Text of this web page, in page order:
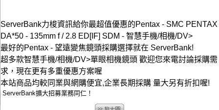
ServerBank力梭資訊給你最超值優惠的Pentax - SMC PENTAX
DA*50 - 135mm f / 2.8 ED[IF] SDM - 智慧手機/相機/DV>
最好的Pentax - 望遠變焦鏡頭採購選擇就在 ServerBank!
超多款智慧手機/相機/DV>單眼相機鏡頭 歡迎您來電討論採購需
求，現在更有多重優惠方案喔
本站商品均較同業與網購便宜,企業長期採購 量大另有折扣喔!
ServerBank擴大招募業務同仁！